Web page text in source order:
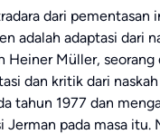
dari
adalah adaptasi dari
Heiner Müller,
dan kritik dari
tahun 1977 dan
Jerman pada masa